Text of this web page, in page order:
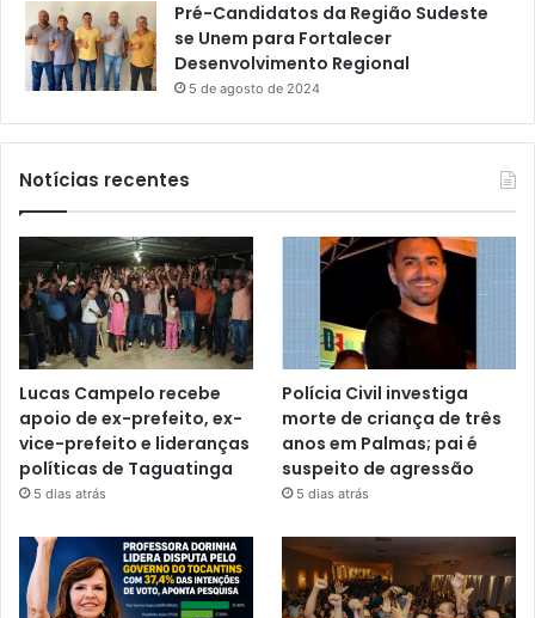
Pré-Candidatos da Região Sudeste
se Unem para Fortalecer
Desenvolvimento Regional
5 de agosto de 2024
Notícias recentes
Lucas Campelo recebe
apoio de ex-prefeito, ex-
vice-prefeito e lideranças
políticas de Taguatinga
5 dias atrás
Polícia Civil investiga
morte de criança de três
anos em Palmas; pai é
suspeito de agressão
5 dias atrás